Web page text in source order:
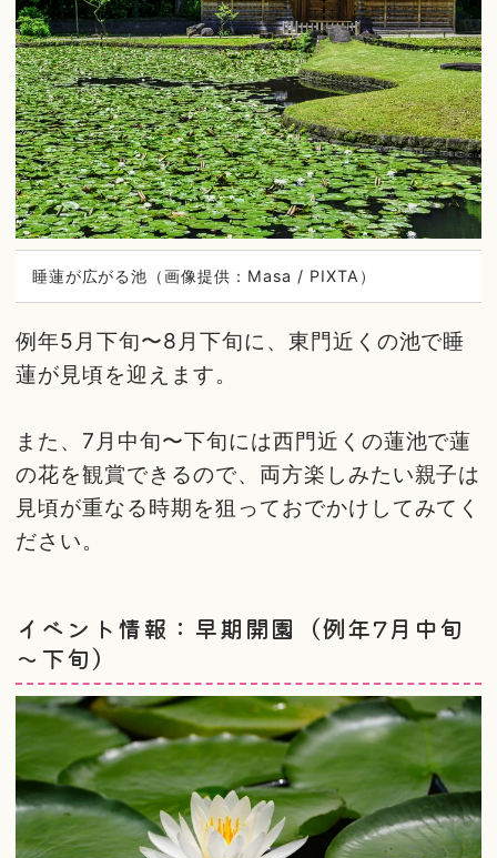
睡蓮が広がる池（画像提供：Masa / PIXTA）
例年5月下旬〜8月下旬に、東門近くの池で睡
蓮が見頃を迎えます。
また、7月中旬〜下旬には西門近くの蓮池で蓮
の花を観賞できるので、両方楽しみたい親子は
見頃が重なる時期を狙っておでかけしてみてく
ださい。
イベント情報：早期開園（例年7月中旬
～下旬）